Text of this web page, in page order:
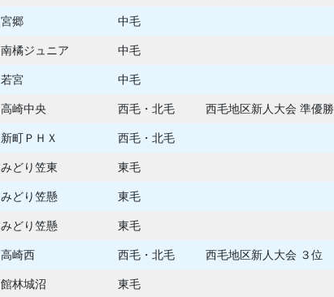
宮郷 中毛
南橘ジュニア 中毛
若宮 中毛
高崎中央 西毛・北毛 西毛地区新人大会 準優勝
新町ＰＨＸ 西毛・北毛
みどり笠東 東毛
みどり笠懸 東毛
みどり笠懸 東毛
高崎西 西毛・北毛 西毛地区新人大会 ３位
館林城沼 東毛